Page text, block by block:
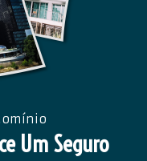
Um Seguro